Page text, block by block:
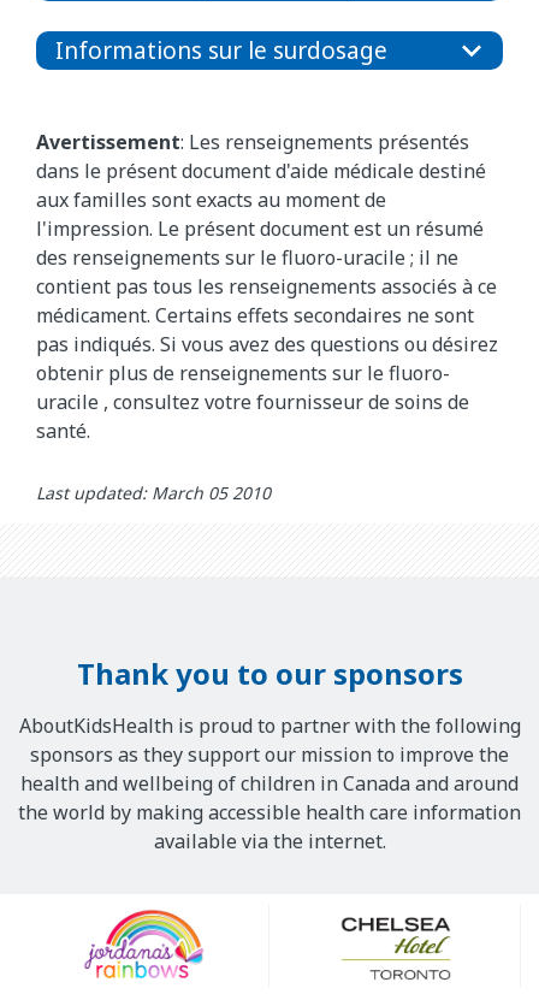
Informations sur le surdosage
Avertissement: Les renseignements présentés
dans le présent document d'aide médicale destiné
aux familles sont exacts au moment de
l'impression. Le présent document est un résumé
des renseignements sur le fluoro-uracile; il ne
contient pas tous les renseignements associés à ce
médicament. Certains effets secondaires ne sont
pas indiqués. Si vous avez des questions ou désirez
obtenir plus de renseignements sur lefluoro-
uracile , consultez votre fournisseur de soins de
santé.
Last updated: March 05 2010
Thank you to our sponsors
AboutKidsHealth is proud to partner with the following
sponsors as they support our mission to improve the
health and wellbeing of children in Canada and around
the world by making accessible health care information
available via the internet.
Sponsors